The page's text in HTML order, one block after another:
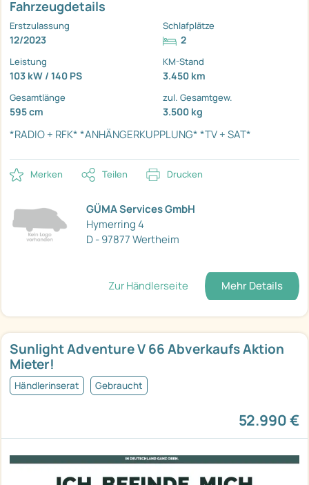
Fahrzeugdetails
Erstzulassung
12/2023
Schlafplätze
2
Leistung
103 kW / 140 PS
KM-Stand
3.450 km
Gesamtlänge
595 cm
zul. Gesamtgew.
3.500 kg
*RADIO + RFK**ANHÄNGERKUPPLUNG**TV + SAT*
Merken Teilen Drucken
GÜMA Services GmbH
Hymerring 4
D - 97877 Wertheim
Zur Händlerseite Mehr Details
Sunlight Adventure V 66 Abverkaufs Aktion
Mieter!
Händlerinserat Gebraucht
52.990 €